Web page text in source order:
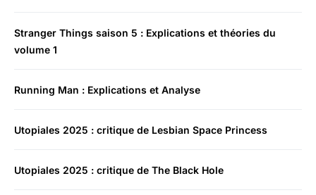
Stranger Things saison 5 : Explications et théories du
volume 1
Running Man : Explications et Analyse
Utopiales 2025 : critique de Lesbian Space Princess
Utopiales 2025 : critique de The Black Hole